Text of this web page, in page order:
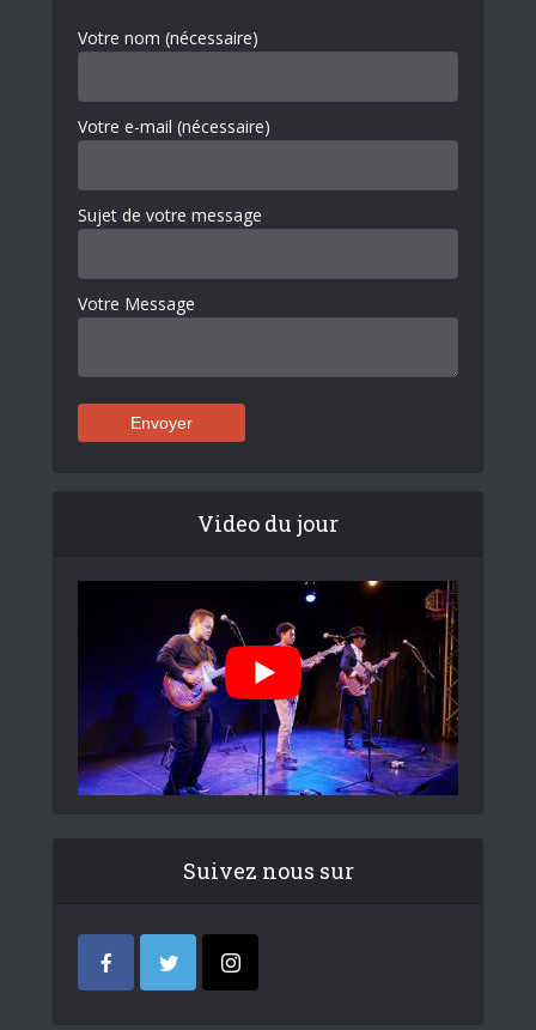
Votre nom (nécessaire)
Votre e-mail (nécessaire)
Sujet de votre message
Votre Message
Video du jour
Suivez nous sur